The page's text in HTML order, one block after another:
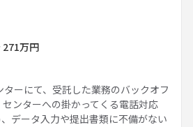
271万円
ターにて、受託した業務のバックオフ
ンターへの掛かってくる電話対応
、データ入力や提出書類に不備がない